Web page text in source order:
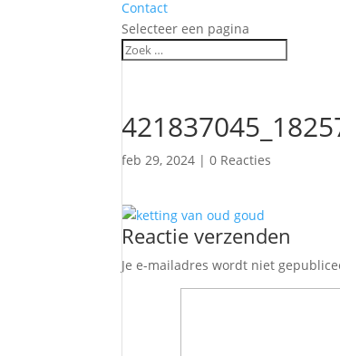
Contact
Selecteer een pagina
feb 29, 2024 |0 Reacties
Reactie verzenden
Je e-mailadres wordt niet